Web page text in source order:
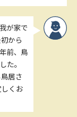
が家で
から
前、鳥
た。
居さ
くお